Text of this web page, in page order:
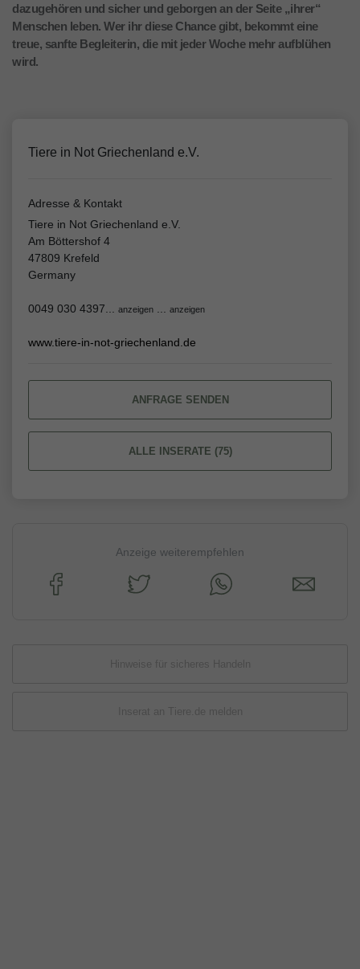
dazugehören und sicher und geborgen an der Seite „ihrer“
Menschen leben. Wer ihr diese Chance gibt, bekommt eine
treue, sanfte Begleiterin, die mit jeder Woche mehr aufblühen
wird.
Tiere in Not Griechenland e.V.
Adresse & Kontakt
Tiere in Not Griechenland e.V.
Am Böttershof 4
47809 Krefeld
Germany
0049 030 4397... anzeigen ... anzeigen
www.tiere-in-not-griechenland.de
ANFRAGE SENDEN
ALLE INSERATE (75)
Anzeige weiterempfehlen
Hinweise für sicheres Handeln
Inserat an Tiere.de melden